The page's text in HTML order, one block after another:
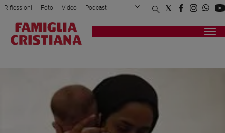
Attualità
Riflessioni Foto Video Podcast
Privacy Policy Chi siamo
Registrati Redazione